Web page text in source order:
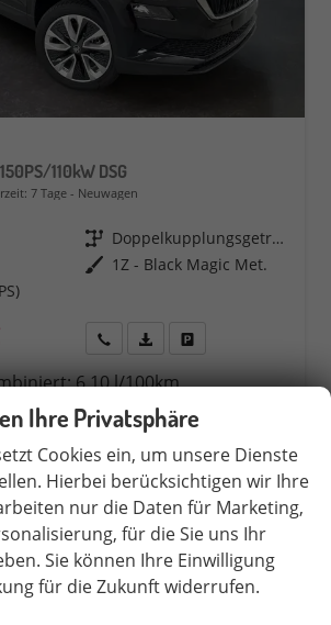
110kW DSG
7 Tage Neuwagen
Getriebe
Doppelkupplungsgetriebe (DSG)
Außenfarbe 1Z - Black Magic Met.
Rückruf PDF-Datei, Fahrzeugexposé
6,10 l/100km
138,00 g/km
Ihre Privatsphäre
Cookies ein, um unsere Dienste
Hierbei berücksichtigen wir Ihre
nur die Daten für Marketing,
für die Sie uns Ihr
Sie können Ihre Einwilligung
für die Zukunft widerrufen.